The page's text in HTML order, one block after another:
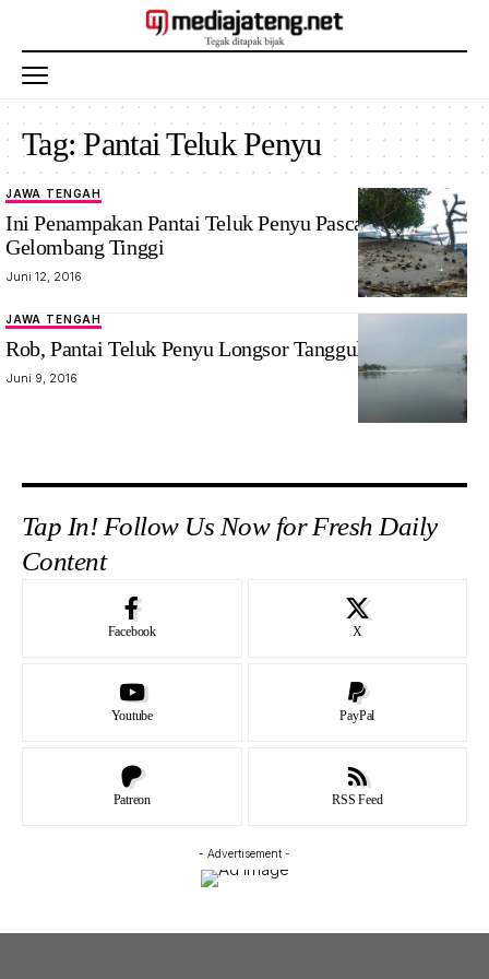
Tag:Pantai Teluk Penyu
JAWA TENGAH
Ini Penampakan Pantai Teluk Penyu Pasca Terjangan
Gelombang Tinggi
Juni 12, 2016
JAWA TENGAH
Rob, Pantai Teluk Penyu Longsor Tanggul Jebol
Juni 9, 2016
Tap In! Follow Us Now for Fresh Daily
Content
Facebook X
Youtube PayPal
Patreon RSS Feed
- Advertisement -